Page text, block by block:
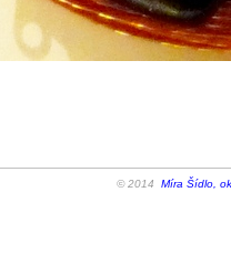
© 2014 Míra Šídlo,